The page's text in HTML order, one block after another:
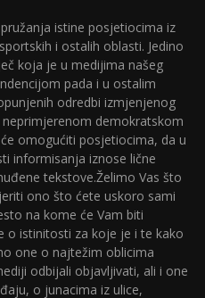
istine posjetiocima iz
i ostalih oblasti. Jedino
koja je u medijima našeg
pada i u ostalim
odredbi izmjenjenog
demokratskom
omogućiti posjetiocima, da u
informisanja iznose lične
tekstove.Želimo Vas što
ono što ćete uskoro sami
na kome će Vam biti
o istinitosti za koje je i te kako
one o najtežim oblicima
odbijali objavljivati, ali i one
o junacima iz ulice,